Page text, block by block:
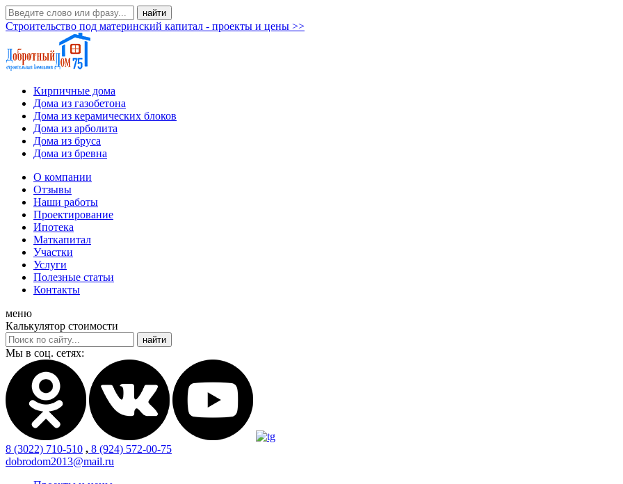
Строительство под материнский капитал - проекты и цены >>
Кирпичные дома
Дома из газобетона
Дома из керамических блоков
Дома из арболита
Дома из бруса
Дома из бревна
О компании
Отзывы
Наши работы
Проектирование
Ипотека
Маткапитал
Участки
Услуги
Полезные статьи
Контакты
меню
Калькулятор стоимости
Мы в соц. сетях:
8 (3022) 710-510 , 8 (924) 572-00-75
dobrodom2013@mail.ru